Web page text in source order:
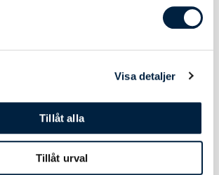
Visa detaljer
Tillåt alla
Tillåt urval